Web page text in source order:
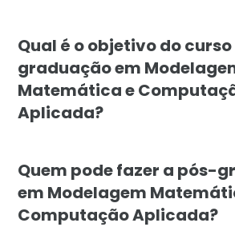
Qual é o objetivo do
graduação em
Matemática e
Aplicada?
Quem pode fazer a pós-
em Modelagem
Computação Aplicada?